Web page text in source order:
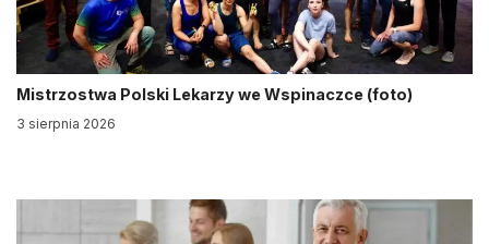
Mistrzostwa Polski Lekarzy we Wspinaczce (foto)
3 sierpnia 2026